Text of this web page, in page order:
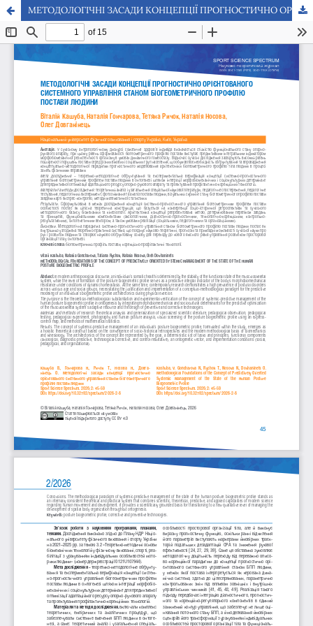
МЕТОДОЛОГІЧНІ ЗАСАДИ КОНЦЕПЦІЇ ПРОГНОСТИЧНО ОРІЄНТОВАНОГО СИСТЕМНОГО УПРАВЛІННЯ СТАНОМ БІОГЕОМЕТРИЧНОГО ПРОФІЛЮ ПОСТАВИ ЛЮДИНИ